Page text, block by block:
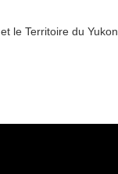
le Territoire du Yukon.